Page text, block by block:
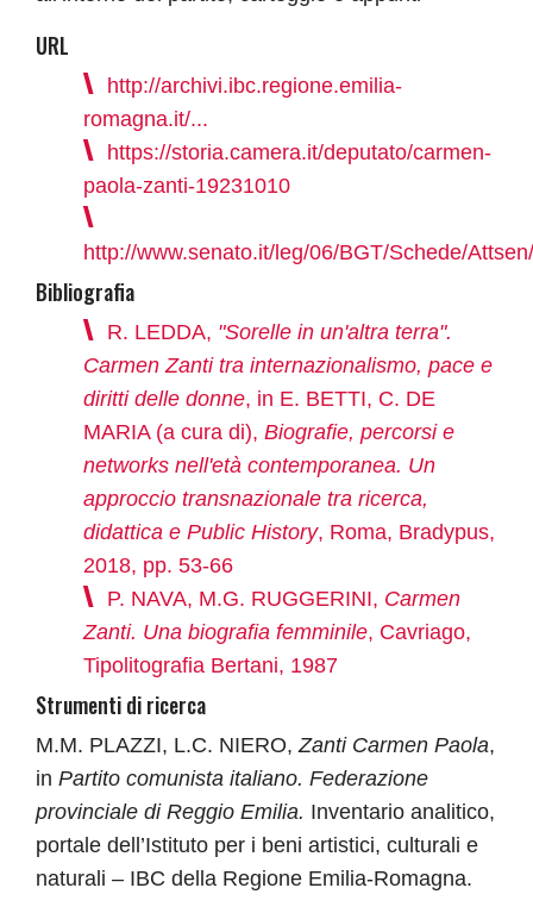
URL
http://archivi.ibc.regione.emilia-
romagna.it/...
https://storia.camera.it/deputato/carmen-
paola-zanti-19231010
http://www.senato.it/leg/06/BGT/Schede/
Bibliografia
R. LEDDA, "Sorelle in un'altra terra".
Carmen Zanti tra internazionalismo, pace e
diritti delle donne, in E. BETTI, C. DE
MARIA (a cura di), Biografie, percorsi e
networks nell'età contemporanea. Un
approccio transnazionale tra ricerca,
didattica e Public History, Roma, Bradypus,
2018, pp. 53-66
P. NAVA, M.G. RUGGERINI, Carmen
Zanti. Una biografia femminile, Cavriago,
Tipolitografia Bertani, 1987
Strumenti di ricerca
M.M. PLAZZI, L.C. NIERO,Zanti Carmen Paola,
in Partito comunista italiano. Federazione
provinciale di Reggio Emilia. Inventario analitico,
portale dell’Istituto per i beni artistici, culturali e
naturali – IBC della Regione Emilia-Romagna.